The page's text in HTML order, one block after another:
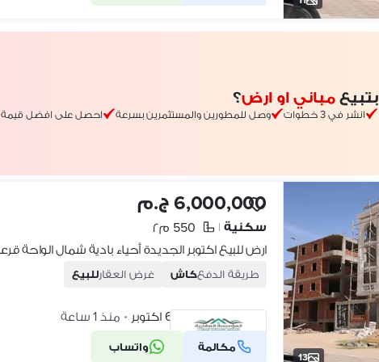
بتبيعمباني او ارض؟
انشر في 3 خطوات وصل للمطورين والمستثمرين بسرعة احصل على افضل قيمة
13
6,000,000 ج.م
سكنية |
550 م٢
طريقة الدفعكاش غرض العقارللبيع
أكتوبر الجديدة، 6 اكتوبر • منذ 1 ساعة
مكالمة واتساب شركة موثقة